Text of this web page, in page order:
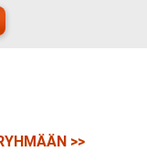
>>